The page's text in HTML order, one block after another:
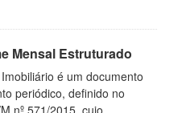
Mensal Estruturado
é um documento
periódico, definido no
nº 571/2015, cujo